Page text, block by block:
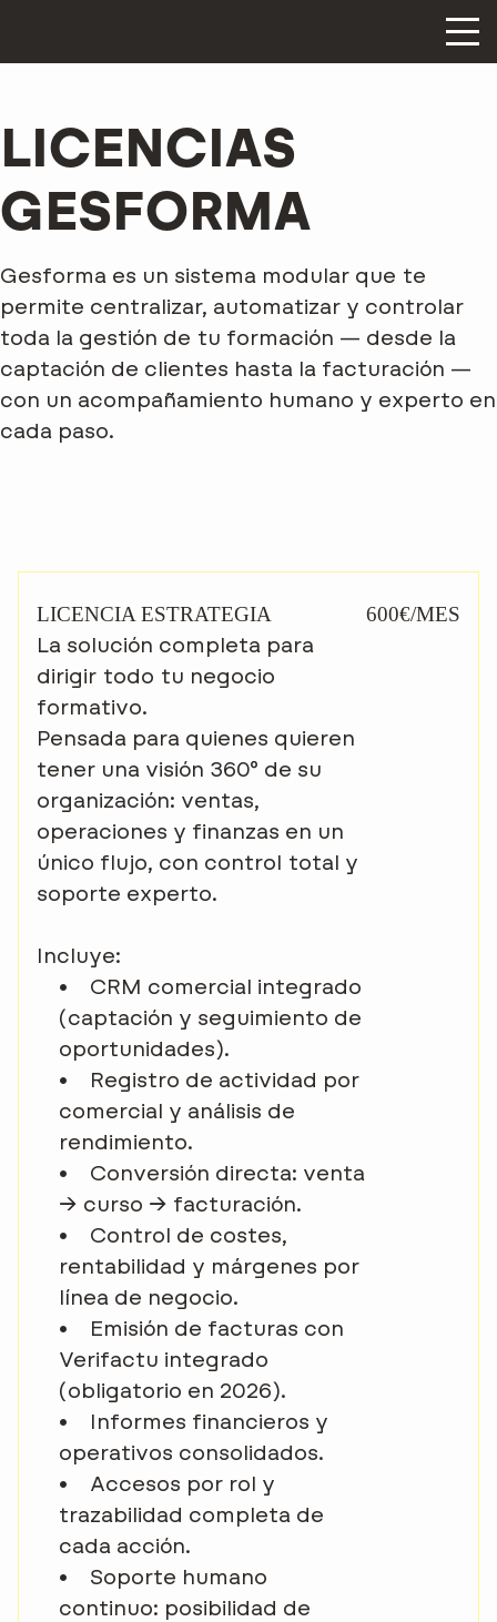
LICENCIAS
GESFORMA
Gesforma es un sistema modular que te
permite centralizar, automatizar y controlar
toda la gestión de tu formación — desde la
captación de clientes hasta la facturación —
con un acompañamiento humano y experto en
cada paso.
LICENCIA ESTRATEGIA
La solución completa para
dirigir todo tu negocio
formativo.
Pensada para quienes quieren
tener una visión 360° de su
organización: ventas,
operaciones y finanzas en un
único flujo, con control total y
soporte experto.
Incluye:
•
CRM comercial integrado
(captación y seguimiento de
oportunidades).
•
Registro de actividad por
comercial y análisis de
rendimiento.
•
Conversión directa: venta
→ curso → facturación.
•
Control de costes,
rentabilidad y márgenes por
línea de negocio.
•
Emisión de facturas con
Verifactu integrado
(obligatorio en 2026).
•
Informes financieros y
operativos consolidados.
•
Accesos por rol y
trazabilidad completa de
cada acción.
•
Soporte humano
continuo: posibilidad de
600€/MES